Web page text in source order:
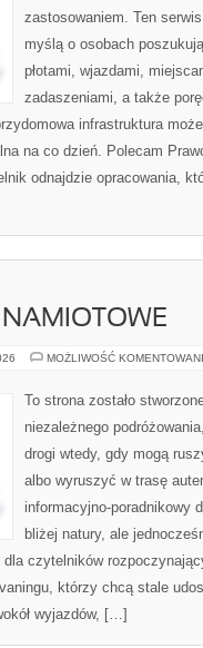
zastosowaniem. Ten
myślą o osobach
płotami, wjazdami,
zadaszeniami, a także
infrastruktura
na co dzień. Polecam
odnajdzie opracowania,
MOŻLIWOŚĆ
To strona zostało
niezależnego
drogi wtedy, gdy mogą
albo wyruszyć w trasę
informacyjno-poradnikowy
bliżej natury, ale
czytelników
którzy chcą stale
wyjazdów, […]